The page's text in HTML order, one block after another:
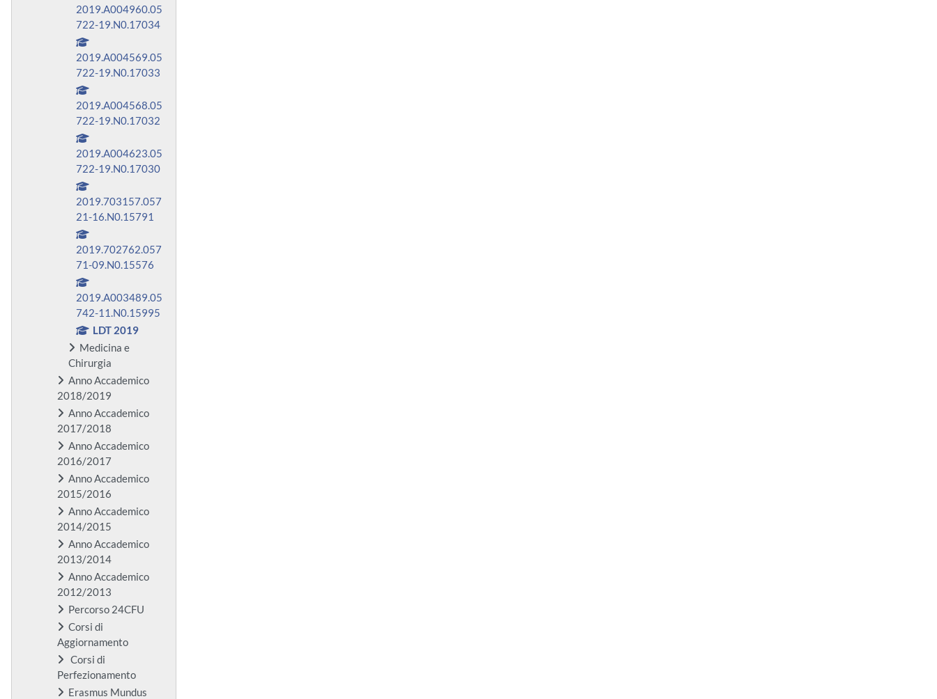
2019.A004960.05
722-19.N0.17034
2019.A004569.05
722-19.N0.17033
2019.A004568.05
722-19.N0.17032
2019.A004623.05
722-19.N0.17030
2019.703157.057
21-16.N0.15791
2019.702762.057
71-09.N0.15576
2019.A003489.05
742-11.N0.15995
LDT 2019
Medicina e
Chirurgia
Anno Accademico
2018/2019
Anno Accademico
2017/2018
Anno Accademico
2016/2017
Anno Accademico
2015/2016
Anno Accademico
2014/2015
Anno Accademico
2013/2014
Anno Accademico
2012/2013
Percorso 24CFU
Corsi di
Aggiornamento
Corsi di
Perfezionamento
Erasmus Mundus